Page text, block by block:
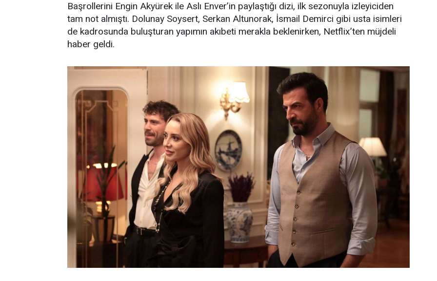
Başrollerini Engin Akyürek ile Aslı Enver’in paylaştığı dizi, ilk sezonuyla izleyiciden
tam not almıştı. Dolunay Soysert, Serkan Altunorak, İsmail Demirci gibi usta isimleri
de kadrosunda buluşturan yapımın akıbeti merakla beklenirken, Netflix’ten müjdeli
haber geldi.